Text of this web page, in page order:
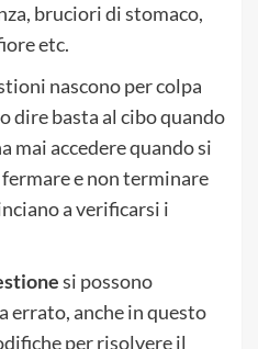
bruciori di stomaco,
etc.
nascono per colpa
dire basta al cibo quando
mai accedere quando si
e non terminare
a verificarsi i
si possono
errato, anche in questo
per risolvere il